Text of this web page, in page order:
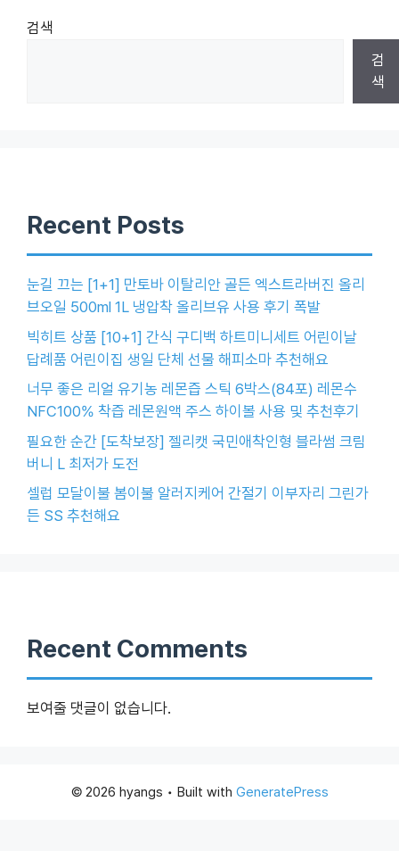
검색
검
색
Recent Posts
눈길 끄는 [1+1] 만토바 이탈리안 골든 엑스트라버진 올리
브오일 500ml 1L 냉압착 올리브유 사용 후기 폭발
빅히트 상품 [10+1] 간식 구디백 하트미니세트 어린이날
답례품 어린이집 생일 단체 선물 해피소마 추천해요
너무 좋은 리얼 유기농 레몬즙 스틱 6박스(84포) 레몬수
NFC100% 착즙 레몬원액 주스 하이볼 사용 및 추천후기
필요한 순간 [도착보장] 젤리캣 국민애착인형 블라썸 크림
버니 L 최저가 도전
셀럽 모달이불 봄이불 알러지케어 간절기 이부자리 그린가
든 SS 추천해요
Recent Comments
보여줄 댓글이 없습니다.
© 2026 hyangs • Built with GeneratePress